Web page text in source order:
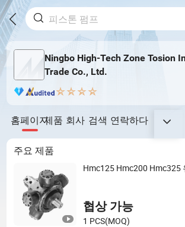
Ningbo High-Tech Zone Tosion
Trade Co., Ltd.
홈페이지제품 회사 검색 연락하다
주요 제품
Hmc125 Hmc200 Hmc325
협상 가능
1 PCS(MOQ)